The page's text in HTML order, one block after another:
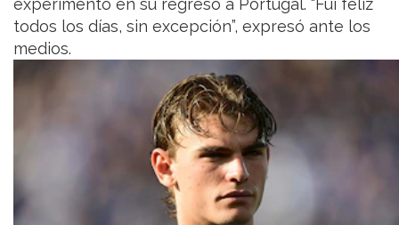
experimentó en su regreso a Portugal. “Fui feliz
todos los días, sin excepción”, expresó ante los
medios.